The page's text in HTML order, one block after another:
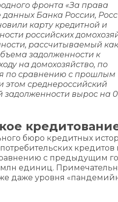
фронта «За права
Банка России,
картукредитной и
российских
, рассчитываемый как
задолженности к
на домохозяйство, по
по сравнению с прошлым
этом среднероссийский
задолженности вырос на
бюро кредитных
кредитов
с предыдущим
млн единиц.
даже уровня